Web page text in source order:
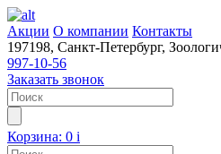
Акции О компании Контакты
197198, Санкт-Петербург,
997-10-56
Заказать звонок
Корзина: 0 i